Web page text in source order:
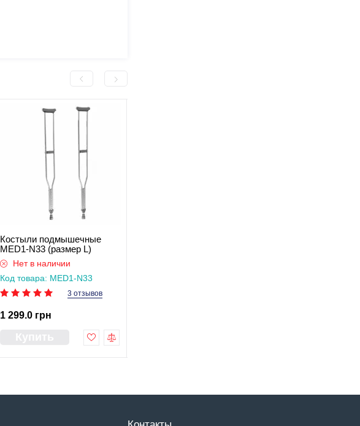
Костыли подмышечные
MED1-N33 (размер L)
Нет в наличии
Код товара: MED1-N33
(розмір L)
3 отзывов
1 299.0 грн